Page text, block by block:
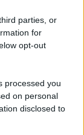
parties, or
for
opt-out
processed you
on personal
disclosed to